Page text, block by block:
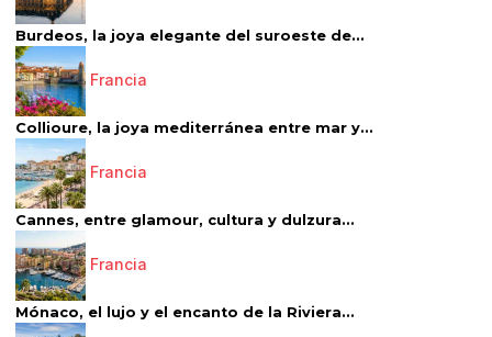
Burdeos, la joya elegante del suroeste de...
Francia
Collioure, la joya mediterránea entre mar y...
Francia
Cannes, entre glamour, cultura y dulzura...
Francia
Mónaco, el lujo y el encanto de la Riviera...